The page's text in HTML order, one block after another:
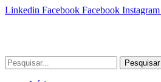
Linkedin Facebook Facebook Instagram
Pesquisar